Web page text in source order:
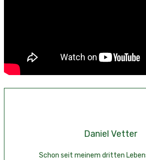
Daniel Vetter
Schon seit meinem dritten